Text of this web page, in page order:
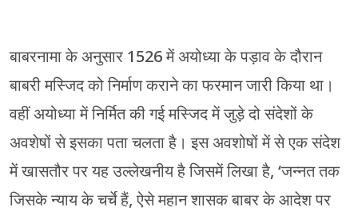
बाबरनामा के अनुसार 1526 में अयोध्या के पड़ाव के दौरान
बाबरी मस्जिद को निर्माण कराने का फरमान जारी किया था।
वहीं अयोध्या में निर्मित की गई मस्जिद में जुड़े दो संदेशों के
अवशेषों से इसका पता चलता है। इस अवशोषों में से एक संदेश
में खासतौर पर यह उल्लेखनीय है जिसमें लिखा है, ‘जन्नत तक
जिसके न्याय के चर्चे हैं, ऐसे महान शासक बाबर के आदेश पर